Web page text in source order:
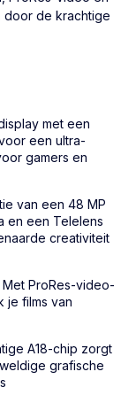
door de krachtige
met een
een ultra-
gamers en
van een 48 MP
en een Telelens
creativiteit
ProRes-video-
je films van
A18-chip zorgt
grafische